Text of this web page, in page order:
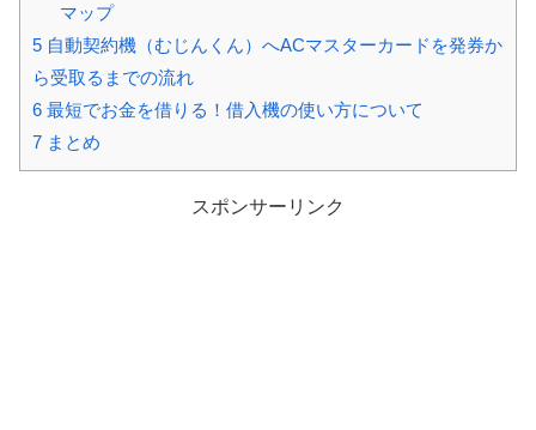
マップ
5 自動契約機（むじんくん）へACマスターカードを発券か
ら受取るまでの流れ
6 最短でお金を借りる！借入機の使い方について
7 まとめ
スポンサーリンク